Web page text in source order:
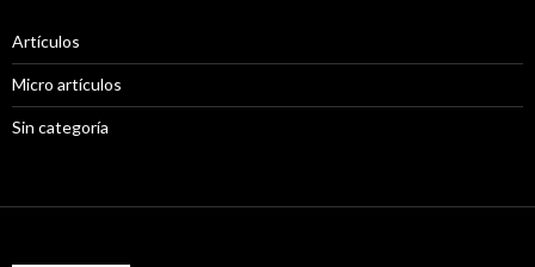
Artículos
Micro artículos
Sin categoría